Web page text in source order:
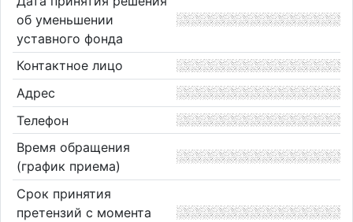
об уменьшении
уставного фонда
Контактное лицо
Адрес
Телефон
Время обращения
(график приема)
Срок принятия
претензий с момента